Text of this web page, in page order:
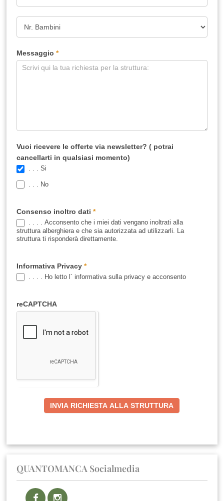
Messaggio*
Vuoi ricevere le offerte via newsletter? ( potrai
cancellarti in qualsiasi momento)
. . . Si
. . . No
Consenso inoltro dati*
. . . . Acconsento che i miei dati vengano inoltrati alla
struttura alberghiera e che sia autorizzata ad utilizzarli. La
struttura ti risponderà direttamente.
Informativa Privacy*
. . . . Ho letto l´ informativa sulla privacy e acconsento
reCAPTCHA
INVIA RICHIESTA ALLA STRUTTURA
QUANTOMANCA Socialmedia